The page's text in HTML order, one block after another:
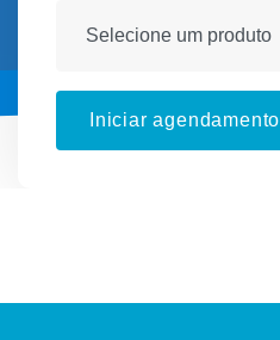
Iniciar agendamento